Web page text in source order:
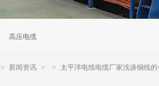
高压电缆
> 新闻资讯 > > 太平洋电线电缆厂家浅谈铜线